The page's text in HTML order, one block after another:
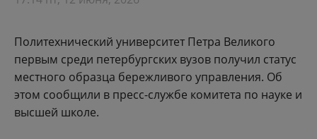
Политехнический университет Петра Великого
первым среди петербургских вузов получил статус
местного образца бережливого управления. Об
этом сообщили в пресс-службе комитета по науке и
высшей школе.